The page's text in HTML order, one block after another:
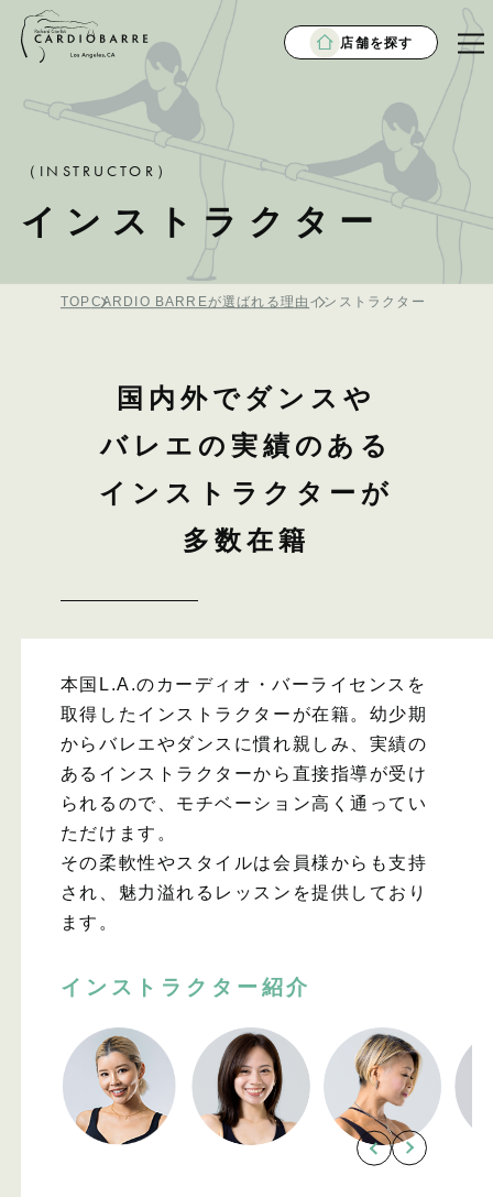
店舗を探す
（INSTRUCTOR）
インストラクター
TOPCARDIO BARREが選ばれる理由 インストラクター
国内外でダンスや
バレエの実績のある
インストラクターが
多数在籍
本国L.A.のカーディオ・バーライセンスを
取得したインストラクターが在籍。幼少期
からバレエやダンスに慣れ親しみ、実績の
あるインストラクターから直接指導が受け
られるので、モチベーション高く通ってい
ただけます。
その柔軟性やスタイルは会員様からも支持
され、魅力溢れるレッスンを提供しており
ます。
インストラクター紹介